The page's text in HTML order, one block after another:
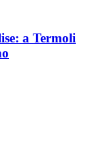
a Termoli